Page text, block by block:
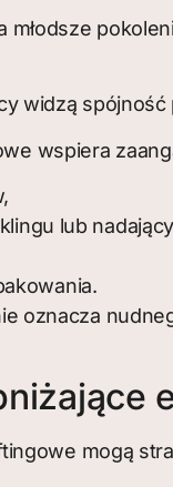
młodsze
widzą spójność
wspiera
lub
oznacza
mogą